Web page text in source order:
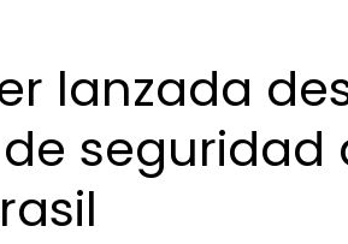
lanzada
seguridad